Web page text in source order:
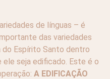
de línguas – é
das variedades
do Espírito Santo dentro
seja edificado. Este é o
A EDIFICAÇÃO